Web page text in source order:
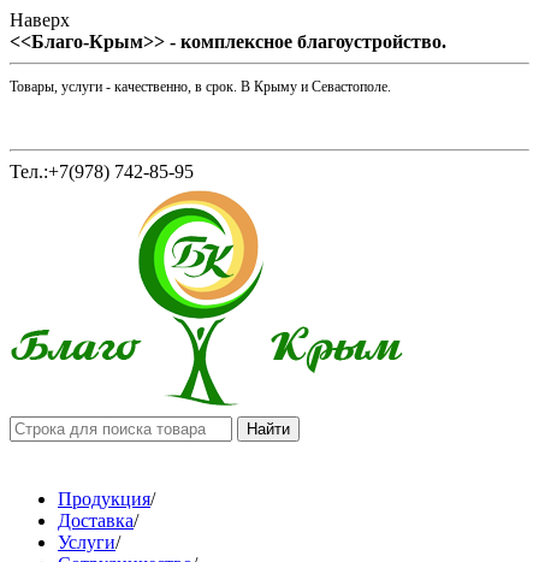
Наверх
<<Благо-Крым>> - комплексное благоустройство.
Товары, услуги - качественно, в срок. В Крыму и Севастополе.
Тел.:+7(978) 742-85-95
Продукция/
Доставка/
Услуги/